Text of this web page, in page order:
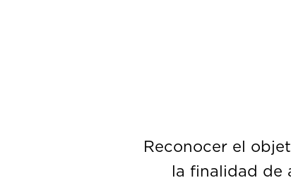
Reconocer el
la finalidad de